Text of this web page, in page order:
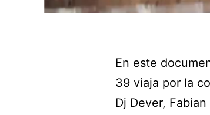
En este
39 viaja por la
Dj Dever,